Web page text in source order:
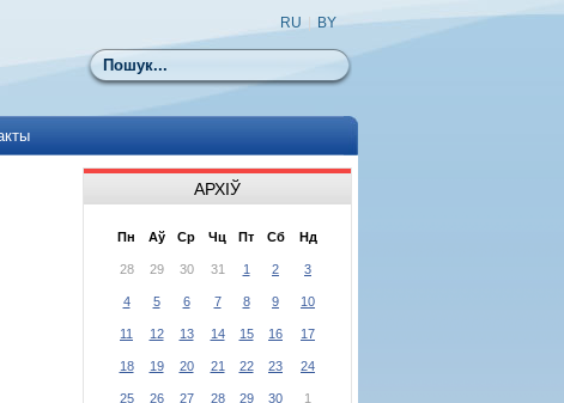
Пошук
RU BY
АРХІЎ
Пн Аў Ср Чц Пт Сб Нд
28 29 30 31 1 2 3
4 5 6 7 8 9 10
11 12 13 14 15 16 17
18 19 20 21 22 23 24
25 26 27 28 29 30 1